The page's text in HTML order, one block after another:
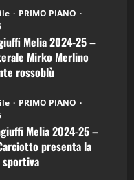
PRIMO PIANO
Melia 2024-25 –
Mirko Merlino
rossoblù
PRIMO PIANO
Melia 2024-25 –
presenta la
sportiva
Podcast: 27^ Puntata
2026)
Podcast: 26^ Puntata
2026)